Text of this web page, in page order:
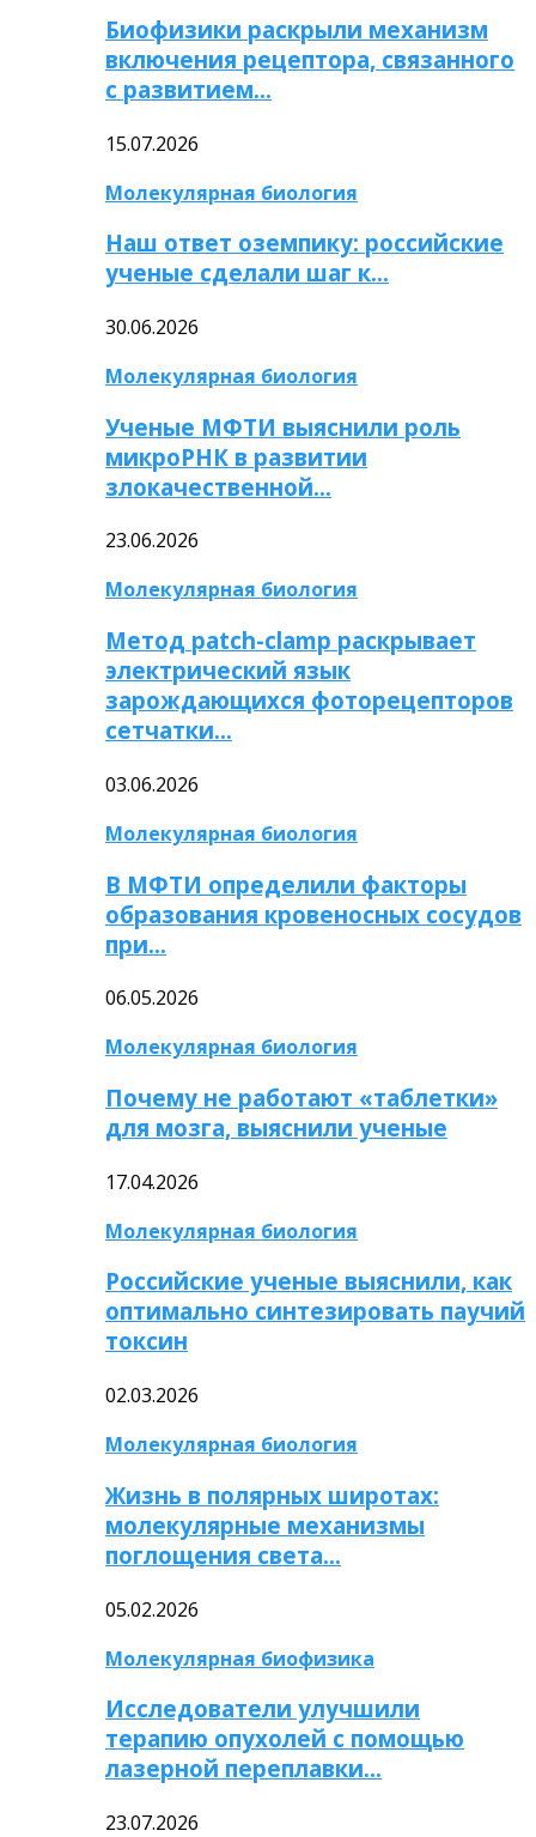
Биофизики раскрыли механизм
включения рецептора, связанного
с развитием…
15.07.2026
Молекулярная биология
Наш ответ оземпику: российские
ученые сделали шаг к…
30.06.2026
Молекулярная биология
Ученые МФТИ выяснили роль
микроРНК в развитии
злокачественной…
23.06.2026
Молекулярная биология
Метод patch-clamp раскрывает
электрический язык
зарождающихся фоторецепторов
сетчатки…
03.06.2026
Молекулярная биология
В МФТИ определили факторы
образования кровеносных сосудов
при…
06.05.2026
Молекулярная биология
Почему не работают «таблетки»
для мозга, выяснили ученые
17.04.2026
Молекулярная биология
Российские ученые выяснили, как
оптимально синтезировать паучий
токсин
02.03.2026
Молекулярная биология
Жизнь в полярных широтах:
молекулярные механизмы
поглощения света…
05.02.2026
Молекулярная биофизика
Исследователи улучшили
терапию опухолей с помощью
лазерной переплавки…
23.07.2026